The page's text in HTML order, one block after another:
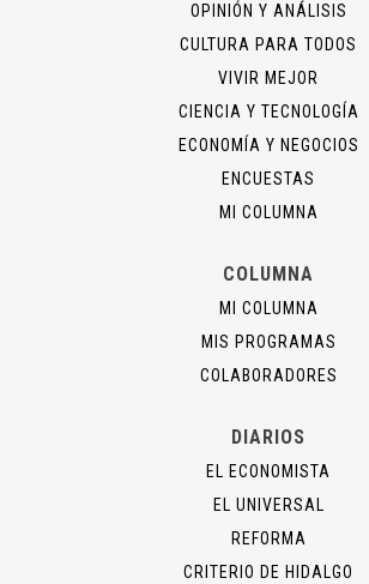
OPINIÓN Y ANÁLISIS
CULTURA PARA TODOS
VIVIR MEJOR
CIENCIA Y TECNOLOGÍA
ECONOMÍA Y NEGOCIOS
ENCUESTAS
MI COLUMNA
COLUMNA
MI COLUMNA
MIS PROGRAMAS
COLABORADORES
DIARIOS
EL ECONOMISTA
EL UNIVERSAL
REFORMA
CRITERIO DE HIDALGO